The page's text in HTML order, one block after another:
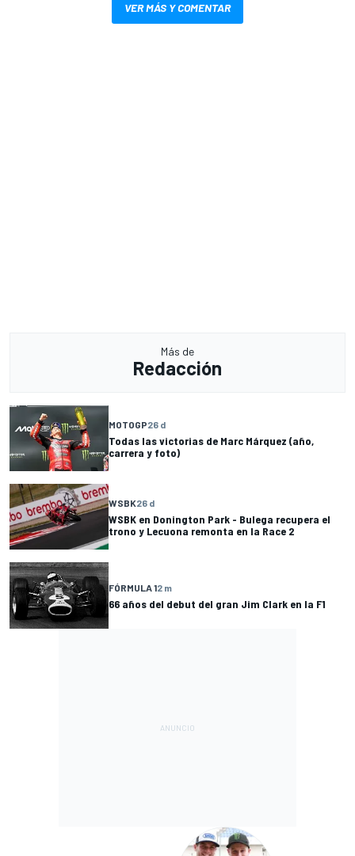
VER MÁS Y COMENTAR
Más de
Redacción
MOTOGP26 d
Todas las victorias de Marc Márquez (año,
carrera y foto)
WSBK26 d
WSBK en Donington Park - Bulega recupera el
trono y Lecuona remonta en la Race 2
FÓRMULA 12 m
66 años del debut del gran Jim Clark en la F1